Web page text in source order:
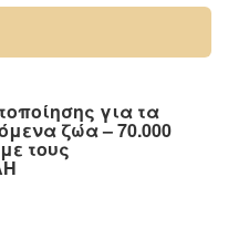
για τα
ζώα – 70.000
τους